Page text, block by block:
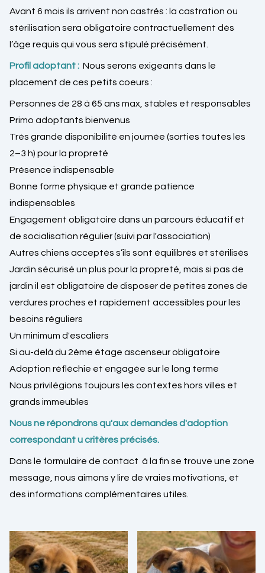
Avant 6 mois ils arrivent non castrés : la castration ou
stérilisation sera obligatoire contractuellement dès
l’âge requis qui vous sera stipulé précisément.
Profil adoptant : Nous serons exigeants dans le
placement de ces petits coeurs :
Personnes de 28 à 65 ans max, stables et responsables
Primo adoptants bienvenus
Très grande disponibilité en journée (sorties toutes les
2–3 h) pour la propreté
Présence indispensable
Bonne forme physique et grande patience
indispensables
Engagement obligatoire dans un parcours éducatif et
de socialisation régulier (suivi par l'association)
Autres chiens acceptés s’ils sont équilibrés et stérilisés
Jardin sécurisé un plus pour la propreté, mais si pas de
jardin il est obligatoire de disposer de petites zones de
verdures proches et rapidement accessibles pour les
besoins réguliers
Un minimum d'escaliers
Si au-delà du 2ème étage ascenseur obligatoire
Adoption réfléchie et engagée sur le long terme
Nous privilégions toujours les contextes hors villes et
grands immeubles
Nous ne répondrons qu'aux demandes d'adoption
correspondant u critères précisés.
Dans le formulaire de contact à la fin se trouve une zone
message, nous aimons y lire de vraies motivations, et
des informations complémentaires utiles.